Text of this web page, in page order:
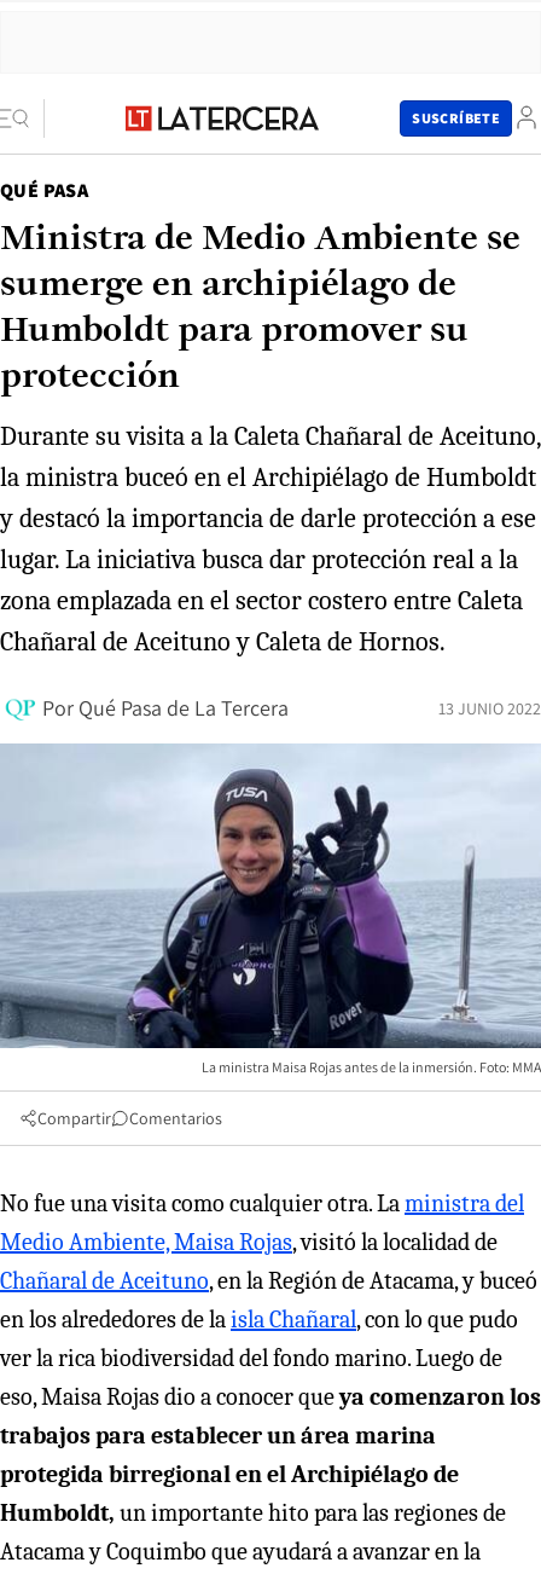
SUSCRÍBETE
QUÉ PASA
Ministra de Medio Ambiente se
sumerge en archipiélago de
Humboldt para promover su
protección
Durante su visita a la Caleta Chañaral de Aceituno,
la ministra buceó en el Archipiélago de Humboldt
y destacó la importancia de darle protección a ese
lugar. La iniciativa busca dar protección real a la
zona emplazada en el sector costero entre Caleta
Chañaral de Aceituno y Caleta de Hornos.
Por Qué Pasa de La Tercera 13 JUNIO 2022
La ministra Maisa Rojas antes de la inmersión. Foto: MMA
Compartir Comentarios
No fue una visita como cualquier otra. Laministra del
Medio Ambiente, Maisa Rojas, visitó la localidad de
Chañaral de Aceituno, en la Región de Atacama, y buceó
en los alrededores de laisla Chañaral, con lo que pudo
ver la rica biodiversidad del fondo marino. Luego de
eso, Maisa Rojas dio a conocer queya comenzaron los
trabajos para establecer un área marina
protegida birregional en el Archipiélago de
Humboldt, un importante hito para las regiones de
Atacama y Coquimbo que ayudará a avanzar en la